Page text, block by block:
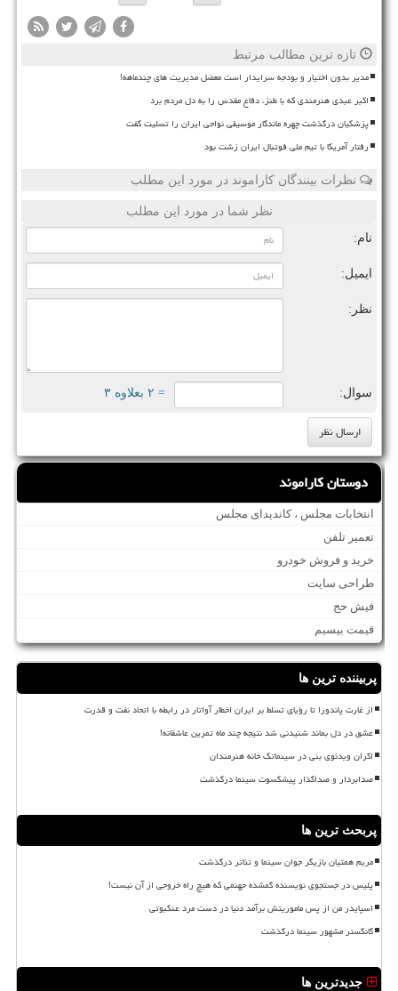
تازه ترین مطالب مرتبط
مدیر بدون اختیار و بودجه سرایدار است معضل مدیریت های چندماهه!
اکبر عبدی هنرمندی که با طنز، دفاع مقدس را به دل مردم برد
پزشکیان درگذشت چهره ماندگار موسیقی نواحی ایران را تسلیت گفت
رفتار آمریکا با تیم ملی فوتبال ایران زشت بود
نظرات بینندگان کاراموند در مورد این مطلب
نظر شما در مورد این مطلب
نام:
ایمیل:
نظر:
سوال: = ۲ بعلاوه ۳
دوستان کاراموند
انتخابات مجلس ، کاندیدای مجلس
تعمیر تلفن
خرید و فروش خودرو
طراحی سایت
فیش حج
قیمت بیسیم
پربیننده ترین ها
از غارت پاندورا تا رؤیای تسلط بر ایران اخطار آواتار در رابطه با اتحاد نفت و قدرت
عشق در دل بماند شنیدنی شد نتیجه چند ماه تمرین عاشقانه!
اکران ویدئوی بنی در سینماتک خانه هنرمندان
صدابردار و صداگذار پیشکسوت سینما درگذشت
پربحث ترین ها
مریم همتیان بازیگر جوان سینما و تئاتر درگذشت
پلیس در جستجوی نویسنده گمشده جهنمی که هیچ راه خروجی از آن نیست!
اسپایدر من از پس ماموریتش برآمد دنیا در دست مرد عنکبوتی
گانگستر مشهور سینما درگذشت
جدیدترین ها